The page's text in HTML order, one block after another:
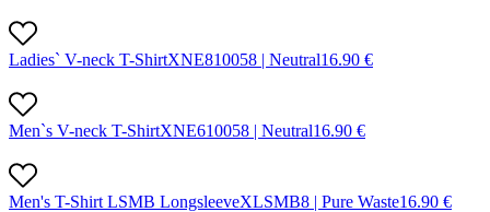
Ladies` V-neck T-ShirtXNE810058 | Neutral16.90 €
Men`s V-neck T-ShirtXNE610058 | Neutral16.90 €
Men's T-Shirt LSMB LongsleeveXLSMB8 | Pure Waste16.90 €